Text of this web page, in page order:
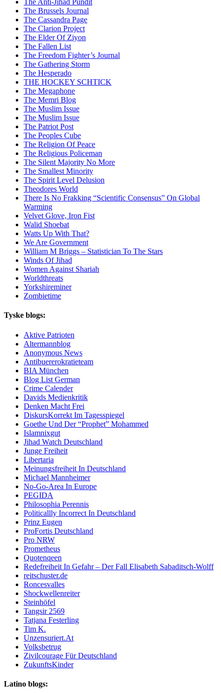
The Anti-Jihad Pundit
The Brussels Journal
The Cassandra Page
The Clarion Project
The Elder Of Ziyon
The Fallen List
The Freedom Fighter’s Journal
The Gathering Storm
The Hesperado
THE HOCKEY SCHTICK
The Megaphone
The Memri Blog
The Muslim Issue
The Muslim Issue
The Patriot Post
The Peoples Cube
The Religion Of Peace
The Religious Policeman
The Silent Majority No More
The Smallest Minority
The Spirit Level Delusion
Theodores World
There Is No Frakking “Scientific Consensus” On Global
Warming
Velvet Glove, Iron Fist
Walid Shoebat
Watts Up With That?
We Are Government
William M Briggs – Statistician To The Stars
Winds Of Jihad
Women Against Shariah
Worldthreats
Yorkshireminer
Zombietime
Tyske blogs:
Aktive Patrioten
Altermannblog
Anonymous News
Antibuererokratieteam
BIA München
Blog List German
Crime Calender
Davids Medienkritik
Denken Macht Frei
DiskursKorrekt Im Tagesspiegel
Goethe Und Der “Prophet” Mohammed
Islamnixgut
Jihad Watch Deutschland
Junge Freiheit
Libertaria
Meinungsfreiheit In Deutschland
Michael Mannheimer
No-Go-Area In Europe
PEGIDA
Philosophia Perennis
Politicallly Incorrect In Deutschland
Prinz Eugen
ProFortis Deutschland
Pro NRW
Prometheus
Quotenqeen
Redefreiheit In Gefahr – Der Fall Elisabeth Sabaditsch-Wolff
reitschuster.de
Roncesvalles
Shockwellenreiter
Steinhöfel
Tangsir 2569
Tatjana Festerling
Tim K.
Unzensuriert.At
Volksbetrug
Zivilcourage Für Deutschland
ZukunftsKinder
Latino blogs: